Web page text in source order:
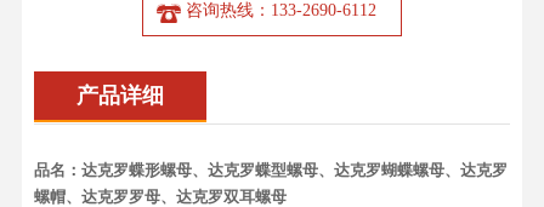
咨询热线：133-2690-6112
产品详细
品名：达克罗蝶形螺母、达克罗蝶型螺母、达克罗蝴蝶螺母、达克罗
螺帽、达克罗罗母、达克罗双耳螺母